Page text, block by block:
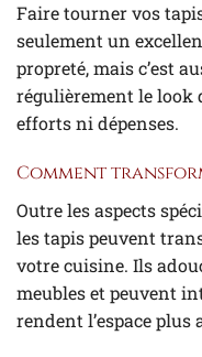
Faire tourner vos
seulement un
propreté, mais c’est
régulièrement le look
efforts ni dépenses.
Comment
Outre les aspects
les tapis peuvent
votre cuisine. Ils
meubles et peuvent
rendent l’espace plus